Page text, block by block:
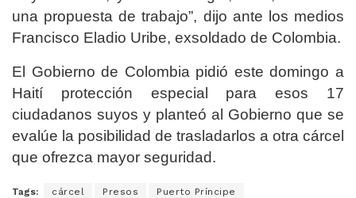
una propuesta de trabajo”, dijo ante los medios
Francisco Eladio Uribe, exsoldado de Colombia.
El Gobierno de Colombia pidió este domingo a
Haití protección especial para esos 17
ciudadanos suyos y planteó al Gobierno que se
evalúe la posibilidad de trasladarlos a otra cárcel
que ofrezca mayor seguridad.
Tags: cárcel Presos Puerto Príncipe